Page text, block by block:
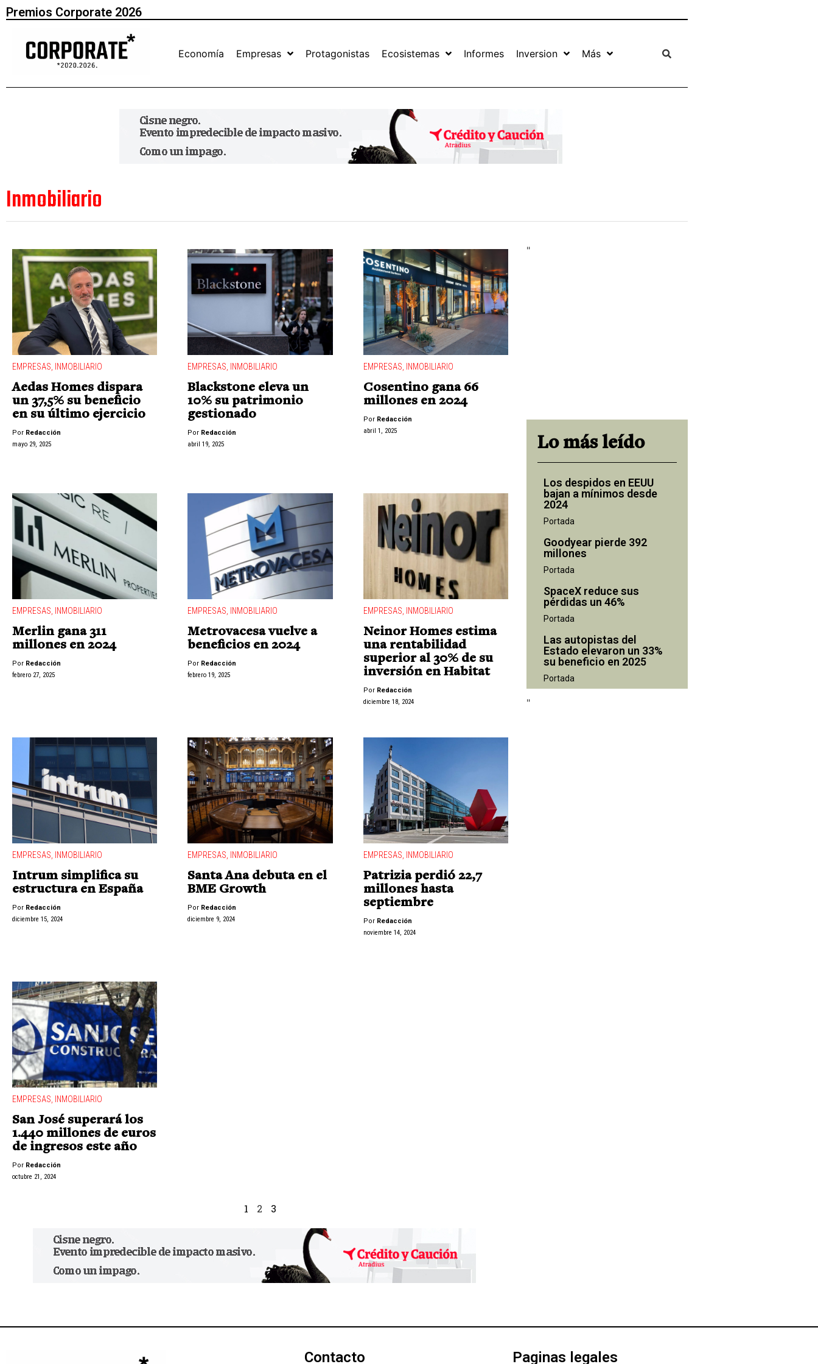
Premios Corporate 2026
Economía Empresas Protagonistas Ecosistemas Informes Inversion Más
Inmobiliario
EMPRESAS, INMOBILIARIO
Aedas Homes dispara
un 37,5% su beneficio
en su último ejercicio
Por Redacción
mayo 29, 2025
EMPRESAS, INMOBILIARIO
Blackstone eleva un
10% su patrimonio
gestionado
Por Redacción
abril 19, 2025
EMPRESAS, INMOBILIARIO
Cosentino gana 66
millones en 2024
Por Redacción
abril 1, 2025
EMPRESAS, INMOBILIARIO
Merlin gana 311
millones en 2024
Por Redacción
febrero 27, 2025
EMPRESAS, INMOBILIARIO
Metrovacesa vuelve a
beneficios en 2024
Por Redacción
febrero 19, 2025
EMPRESAS, INMOBILIARIO
Neinor Homes estima
una rentabilidad
superior al 30% de su
inversión en Habitat
Por Redacción
diciembre 18, 2024
EMPRESAS, INMOBILIARIO
Intrum simplifica su
estructura en España
Por Redacción
diciembre 15, 2024
EMPRESAS, INMOBILIARIO
Santa Ana debuta en el
BME Growth
Por Redacción
diciembre 9, 2024
EMPRESAS, INMOBILIARIO
Patrizia perdió 22,7
millones hasta
septiembre
Por Redacción
noviembre 14, 2024
EMPRESAS, INMOBILIARIO
San José superará los
1.440 millones de euros
de ingresos este año
Por Redacción
octubre 21, 2024
1 2 3
"
Lo más leído
Los despidos en EEUU
bajan a mínimos desde
2024
Portada
Goodyear pierde 392
millones
Portada
SpaceX reduce sus
pérdidas un 46%
Portada
Las autopistas del
Estado elevaron un 33%
su beneficio en 2025
Portada
"
Contacto Paginas legales